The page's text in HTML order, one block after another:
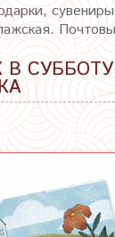
сувениры
В